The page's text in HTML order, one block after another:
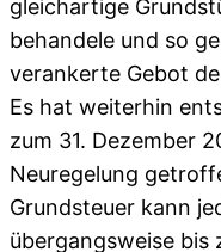
gleichartige
behandele und so
verankerte Gebot
Es hat weiterhin
zum 31. Dezember
Neuregelung
Grundsteuer kann
übergangsweise bis